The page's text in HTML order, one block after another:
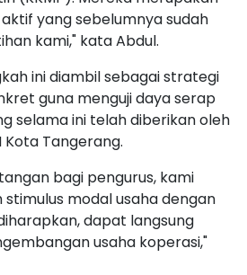
yang sebelumnya sudah
kami," kata Abdul.
ini diambil sebagai strategi
guna menguji daya serap
selama ini telah diberikan oleh
Kota Tangerang.
bagi pengurus, kami
modal usaha dengan
dapat langsung
usaha koperasi,"